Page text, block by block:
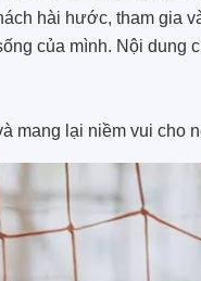
hài hước, tham gia
của mình. Nội dung
mang lại niềm vui cho